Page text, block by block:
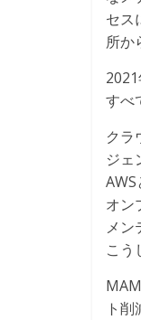
セス
所か
すべ
クラ
ジェ
オン
メン
こう
ト